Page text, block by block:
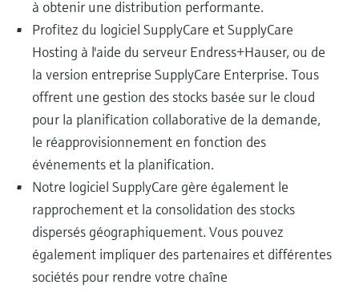
à obtenir une distribution performante.
Profitez du logiciel SupplyCare et SupplyCare
Hosting à l'aide du serveur Endress+Hauser, ou de
la version entreprise SupplyCare Enterprise. Tous
offrent une gestion des stocks basée sur le cloud
pour la planification collaborative de la demande,
le réapprovisionnement en fonction des
événements et la planification.
Notre logiciel SupplyCare gère également le
rapprochement et la consolidation des stocks
dispersés géographiquement. Vous pouvez
également impliquer des partenaires et différentes
sociétés pour rendre votre chaîne